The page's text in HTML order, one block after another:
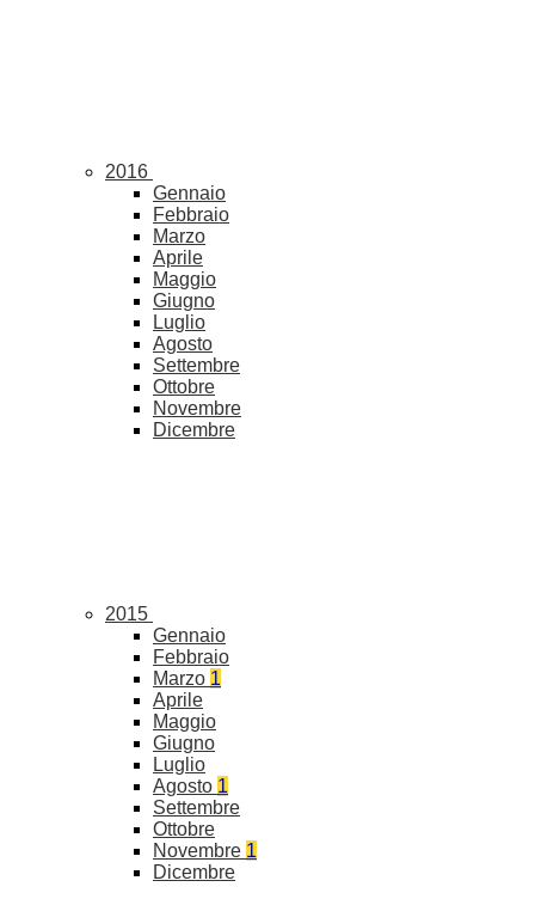
2016
Gennaio
Febbraio
Marzo
Aprile
Maggio
Giugno
Luglio
Agosto
Settembre
Ottobre
Novembre
Dicembre
2015
Gennaio
Febbraio
Marzo 1
Aprile
Maggio
Giugno
Luglio
Agosto 1
Settembre
Ottobre
Novembre 1
Dicembre